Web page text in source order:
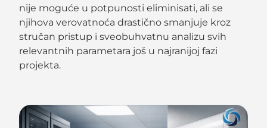
nije moguće u potpunosti eliminisati, ali se
njihova verovatnoća drastično smanjuje kroz
stručan pristup i sveobuhvatnu analizu svih
relevantnih parametara još u najranijoj fazi
projekta.